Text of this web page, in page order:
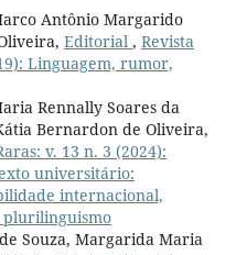
Antônio Margarido
Editorial , Revista
Linguagem, rumor,
Rennally Soares da
Bernardon de Oliveira,
v. 13 n. 3 (2024):
universitário:
internacional,
plurilinguismo
Souza, Margarida Maria